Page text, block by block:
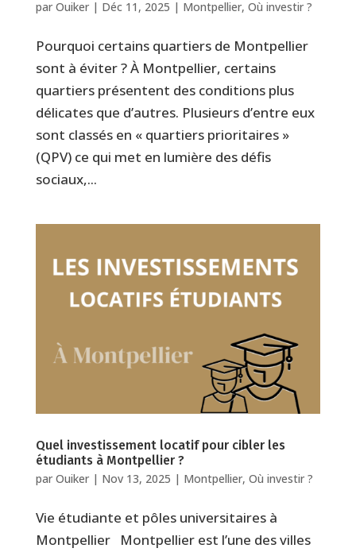
par Ouiker| Déc 11, 2025 | Montpellier, Où investir ?
Pourquoi certains quartiers de Montpellier
sont à éviter ? À Montpellier, certains
quartiers présentent des conditions plus
délicates que d’autres. Plusieurs d’entre eux
sont classés en « quartiers prioritaires »
(QPV) ce qui met en lumière des défis
sociaux,...
Quel investissement locatif pour cibler les
étudiants à Montpellier ?
par Ouiker| Nov 13, 2025 | Montpellier, Où investir ?
Vie étudiante et pôles universitaires à
Montpellier Montpellier est l’une des villes